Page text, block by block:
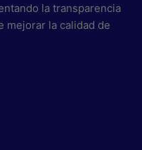
la transparencia
mejorar la calidad de